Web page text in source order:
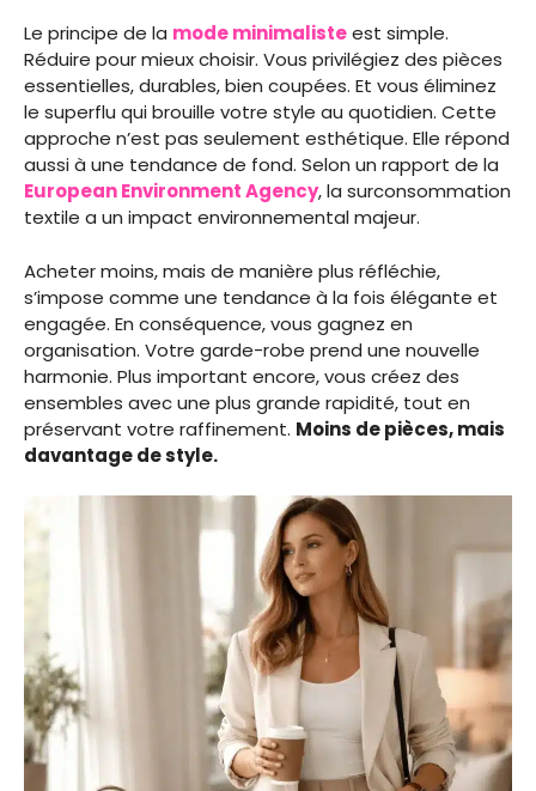
Le principe de la mode minimalisteest simple.
Réduire pour mieux choisir. Vous privilégiez des pièces
essentielles, durables, bien coupées. Et vous éliminez
le superflu qui brouille votre style au quotidien. Cette
approche n’est pas seulement esthétique. Elle répond
aussi à une tendance de fond. Selon un rapport de la
European Environment Agency, la surconsommation
textile a un impact environnemental majeur.
Acheter moins, mais de manière plus réfléchie,
s’impose comme une tendance à la fois élégante et
engagée. En conséquence, vous gagnez en
organisation. Votre garde-robe prend une nouvelle
harmonie. Plus important encore, vous créez des
ensembles avec une plus grande rapidité, tout en
préservant votre raffinement. Moins de pièces, mais
davantage de style.